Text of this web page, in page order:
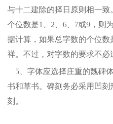
与十二建除的择日原则相一致
个位数是1、2、6、7或9，则
据计算，如果总字数的个位数
祥。不过，对字数的要求不必
5、字体应选择庄重的魏碑
书和草书。碑刻务必采用凹
刻。